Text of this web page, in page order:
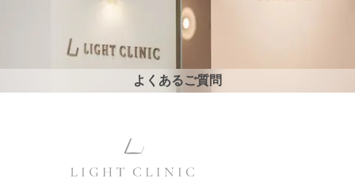
よくあるご質問